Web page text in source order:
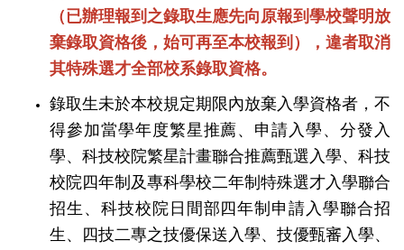
（已辦理報到之錄取生應先向原報到學校聲明放
棄錄取資格後，始可再至本校報到），違者取消
其特殊選才全部校系錄取資格。
錄取生未於本校規定期限內放棄入學資格者，不
得參加當學年度繁星推薦、申請入學、分發入
學、科技校院繁星計畫聯合推薦甄選入學、科技
校院四年制及專科學校二年制特殊選才入學聯合
招生、科技校院日間部四年制申請入學聯合招
生、四技二專之技優保送入學、技優甄審入學、